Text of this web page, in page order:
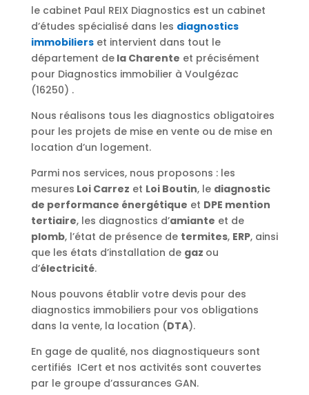
le cabinet Paul REIX Diagnostics est un cabinet
d’études spécialisé dans les diagnostics
immobilierset intervient dans tout le
département dela Charente et précisément
pour Diagnostics immobilier à Voulgézac
(16250) .
Nous réalisons tous les diagnostics obligatoires
pour les projets de mise en vente ou de mise en
location d’un logement.
Parmi nos services, nous proposons : les
mesures Loi Carrez et Loi Boutin, le diagnostic
de performance énergétique et DPE mention
tertiaire, les diagnostics d’amiante et de
plomb, l’état de présence de termites, ERP, ainsi
que les états d’installation de gaz ou
d’électricité.
Nous pouvons établir votre devis pour des
diagnostics immobiliers pour vos obligations
dans la vente, la location (DTA).
En gage de qualité, nos diagnostiqueurs sont
certifiés ICert et nos activités sont couvertes
par le groupe d’assurances GAN.